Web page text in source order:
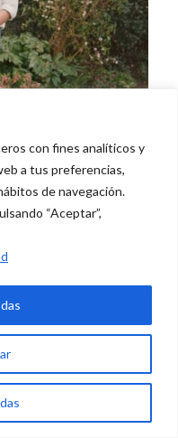
con fines analíticos y
a tus preferencias,
de navegación.
“Aceptar”,
EL TIEMPO”/Una